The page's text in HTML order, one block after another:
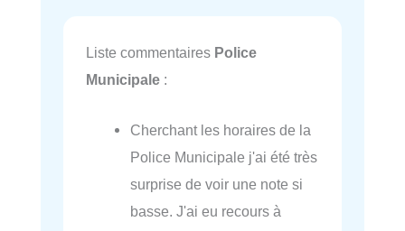
Liste commentaires Police
Municipale :
Cherchant les horaires de la
Police Municipale j'ai été très
surprise de voir une note si
basse. J'ai eu recours à